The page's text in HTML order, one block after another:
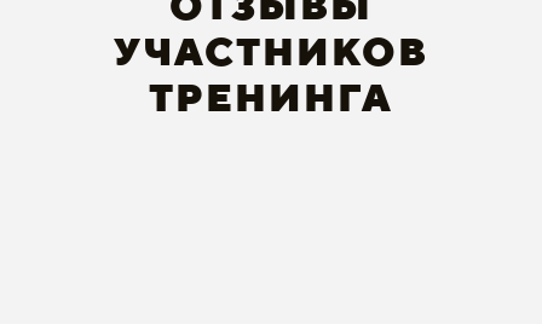
ОТЗЫВЫ
УЧАСТНИКОВ
ТРЕНИНГА